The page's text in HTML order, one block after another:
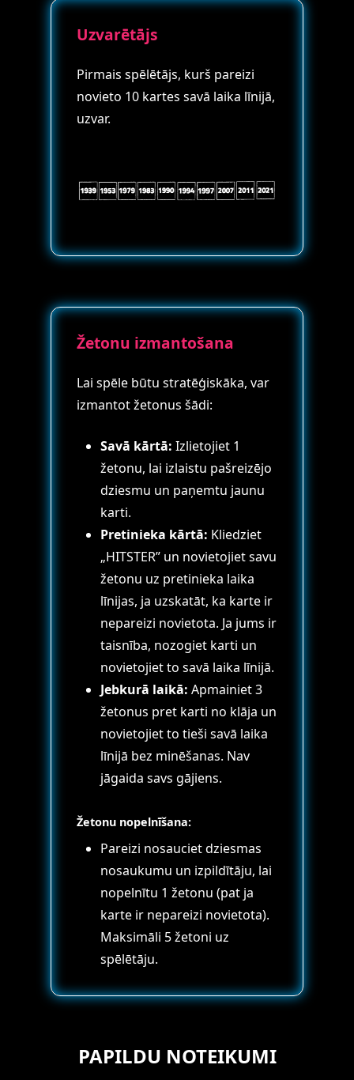
Uzvarētājs
Pirmais spēlētājs, kurš pareizi
novieto 10 kartes savā laika līnijā,
uzvar.
Žetonu izmantošana
Lai spēle būtu stratēģiskāka, var
izmantot žetonus šādi:
Savā kārtā: Izlietojiet 1
žetonu, lai izlaistu pašreizējo
dziesmu un paņemtu jaunu
karti.
Pretinieka kārtā: Kliedziet
„HITSTER” un novietojiet savu
žetonu uz pretinieka laika
līnijas, ja uzskatāt, ka karte ir
nepareizi novietota. Ja jums ir
taisnība, nozogiet karti un
novietojiet to savā laika līnijā.
Jebkurā laikā: Apmainiet 3
žetonus pret karti no klāja un
novietojiet to tieši savā laika
līnijā bez minēšanas. Nav
jāgaida savs gājiens.
Žetonu nopelnīšana:
Pareizi nosauciet dziesmas
nosaukumu un izpildītāju, lai
nopelnītu 1 žetonu (pat ja
karte ir nepareizi novietota).
Maksimāli 5 žetoni uz
spēlētāju.
PAPILDU NOTEIKUMI